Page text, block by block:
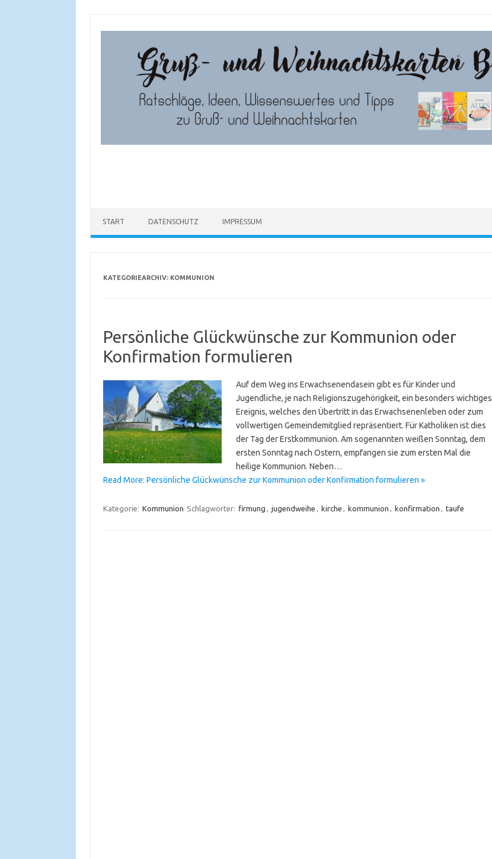
START DATENSCHUTZ IMPRESSUM
KATEGORIEARCHIV: KOMMUNION
Persönliche Glückwünsche zur Kommunion oder
Konfirmation formulieren
Auf dem Weg ins Erwachsenendasein gibt es für Kinder und
Jugendliche, je nach Religionszugehörigkeit, ein besonders wichtiges
Ereignis, welches den Übertritt in das Erwachsenenleben oder zum
vollwertigen Gemeindemitglied repräsentiert. Für Katholiken ist dies
der Tag der Erstkommunion. Am sogenannten weißen Sonntag, dem
ersten Sonntag nach Ostern, empfangen sie zum ersten Mal die
heilige Kommunion. Neben…
Read More: Persönliche Glückwünsche zur Kommunion oder Konfirmation formulieren »
Kategorie: Kommunion Schlagwörter: firmung jugendweihe kirche kommunion konfirmation taufe